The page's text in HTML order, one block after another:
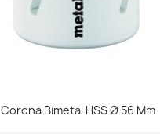
Vista rápida
Corona Bimetal HSS Ø 56 Mm